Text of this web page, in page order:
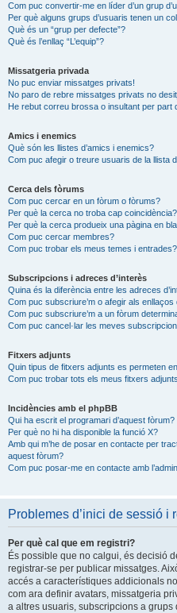
Com puc convertir-me en líder d’un grup
Per què alguns grups d’usuaris tenen un
Què és un “grup per defecte”?
Què és l’enllaç “L’equip”?
Missatgeria privada
No puc enviar missatges privats!
No paro de rebre missatges privats no
He rebut correu brossa o insultant per part
Amics i enemics
Què són les llistes d’amics i enemics?
Com puc afegir o treure usuaris de la llista
Cerca dels fòrums
Com puc cercar en un fòrum o fòrums?
Per què la cerca no troba cap coincidència?
Per què la cerca produeix una pàgina en
Com puc cercar membres?
Com puc trobar els meus temes i entrades?
Subscripcions i adreces d’interès
Quina és la diferència entre les adreces
Com puc subscriure’m o afegir als enllaços
Com puc subscriure’m a un fòrum
Com puc cancel·lar les meves
Fitxers adjunts
Quin tipus de fitxers adjunts es permeten
Com puc trobar tots els meus fitxers
Incidències amb el phpBB
Qui ha escrit el programari d’aquest fòrum?
Per què no hi ha disponible la funció X?
Amb qui m’he de posar en contacte per
aquest fòrum?
Com puc posar-me en contacte amb
Problemes d’inici de sessió i
Per què cal que em registri?
És possible que no calgui, és decisió
registrar-se per publicar missatges.
accés a característiques addicionals
com ara definir avatars, missatgeria
a altres usuaris, subscripcions a grups